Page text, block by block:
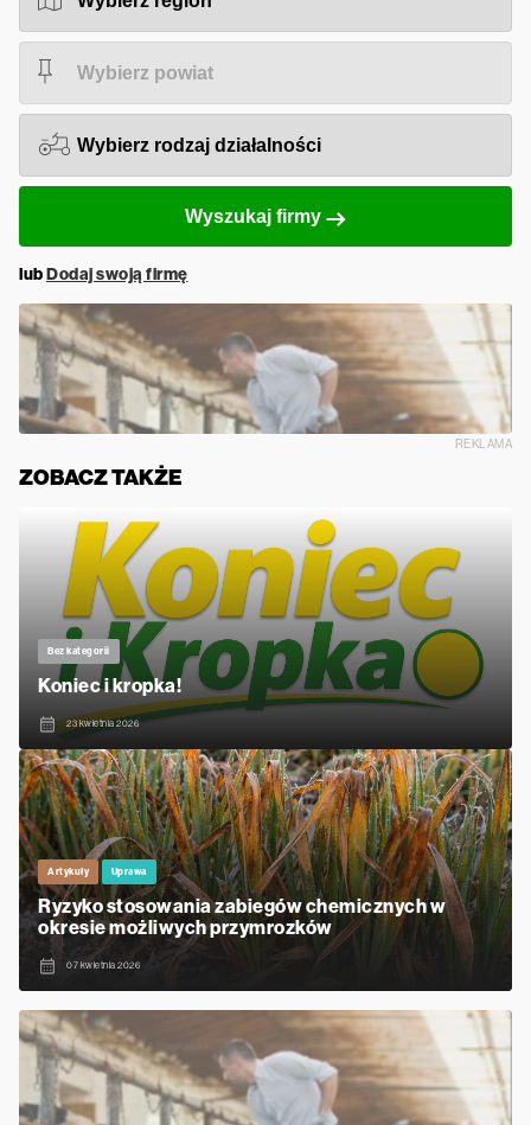
Wyszukaj firmy
lubDodaj swoją firmę
REKLAMA
ZOBACZ TAKŻE
Bez kategorii
Koniec i kropka!
23 kwietnia 2026
Artykuły Uprawa
Ryzyko stosowania zabiegów chemicznych w
okresie możliwych przymrozków
07 kwietnia 2026